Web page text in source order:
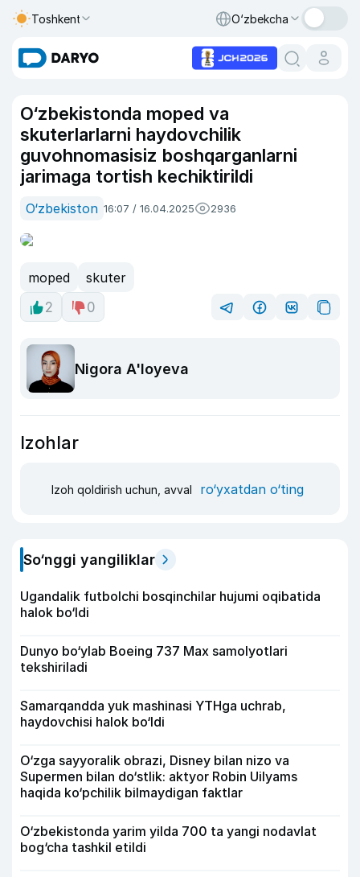
Toshkent O‘zbekcha
O‘zbekistonda moped va
skuterlarlarni haydovchilik
guvohnomasisiz boshqarganlarni
jarimaga tortish kechiktirildi
O‘zbekiston 16:07 / 16.04.2025 2936
moped
skuter
2
0
Nigora A'loyeva
Izohlar
Izoh qoldirish uchun, avval ro‘yxatdan o‘ting
So‘nggi yangiliklar
Ugandalik futbolchi bosqinchilar hujumi oqibatida
halok bo‘ldi
Dunyo bo‘ylab Boeing 737 Max samolyotlari
tekshiriladi
Samarqandda yuk mashinasi YTHga uchrab,
haydovchisi halok bo‘ldi
O‘zga sayyoralik obrazi, Disney bilan nizo va
Supermen bilan do‘stlik: aktyor Robin Uilyams
haqida ko‘pchilik bilmaydigan faktlar
O‘zbekistonda yarim yilda 700 ta yangi nodavlat
bog‘cha tashkil etildi